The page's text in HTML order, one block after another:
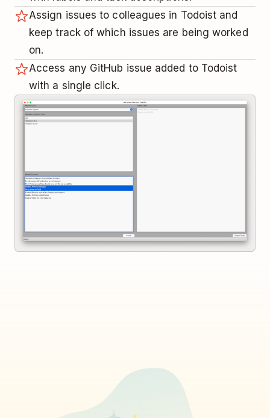
Assign issues to colleagues in Todoist and
keep track of which issues are being worked
on.
Access any GitHub issue added to Todoist
with a single click.